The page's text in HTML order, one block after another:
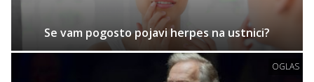
Se vam pogosto pojavi herpes na ustnici?
OGLAS